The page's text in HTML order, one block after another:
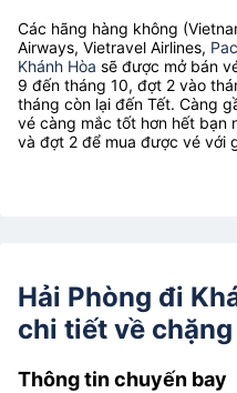
Các hãng hàng không
Airways, Vietravel Airlines,
Khánh Hòa sẽ được mở bán
9 đến tháng 10, đợt 2 vào
tháng còn lại đến Tết. Càng
vé càng mắc tốt hơn hết bạn
và đợt 2 để mua được vé với
Hải Phòng đi
chi tiết về
Thông tin chuyến bay